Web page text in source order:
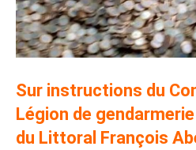
Sur instructions du
Légion de gendarmerie
du Littoral François